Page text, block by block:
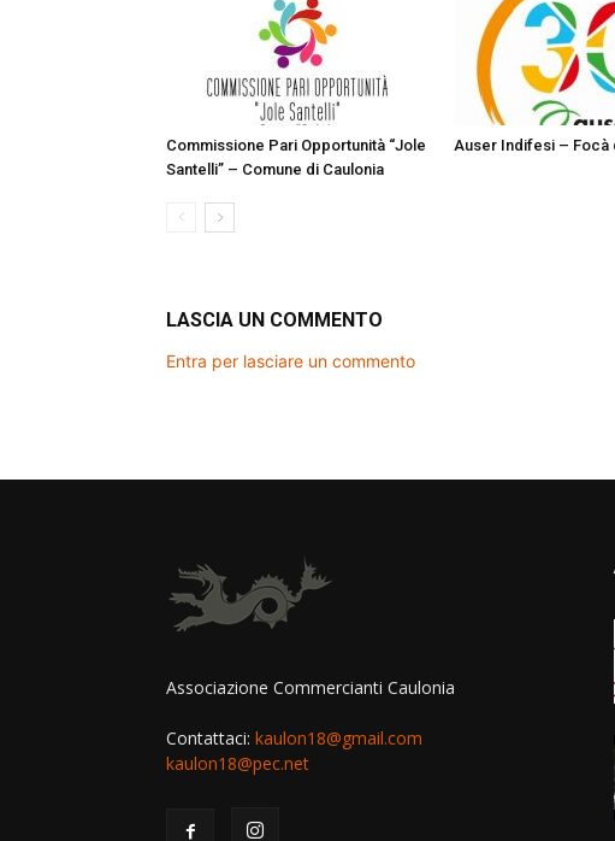
Commissione Pari Opportunità “Jole
Santelli” – Comune di Caulonia
Auser Indifesi – Focà
LASCIA UN COMMENTO
Entra per lasciare un commento
Associazione Commercianti Caulonia
Contattaci: kaulon18@gmail.com
kaulon18@pec.net